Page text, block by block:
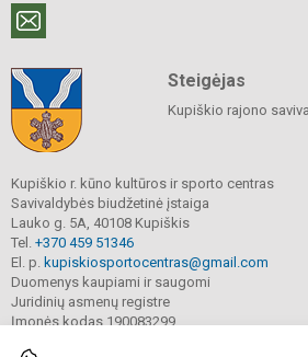
Steigėjas
Kupiškio rajono
Kupiškio r. kūno kultūros ir sporto centras
Savivaldybės biudžetinė įstaiga
Lauko g. 5A, 40108 Kupiškis
Tel. +370 459 51346
El. p. kupiskiosportocentras@gmail.com
Duomenys kaupiami ir saugomi
Juridinių asmenų registre
Įmonės kodas 190083299